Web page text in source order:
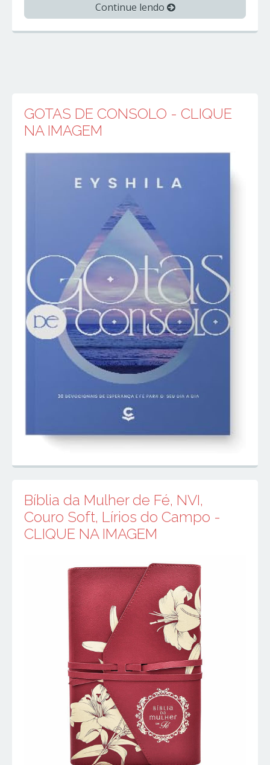
Continue lendo
GOTAS DE CONSOLO - CLIQUE
NA IMAGEM
Bíblia da Mulher de Fé, NVI,
Couro Soft, Lírios do Campo -
CLIQUE NA IMAGEM